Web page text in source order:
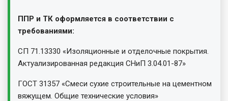
ППР и ТК оформляется в соответствии с
требованиями:
СП 71.13330 «Изоляционные и отделочные покрытия.
Актуализированная редакция СНиП 3.04.01-87»
ГОСТ 31357 «Смеси сухие строительные на цементном
вяжущем. Общие технические условия»